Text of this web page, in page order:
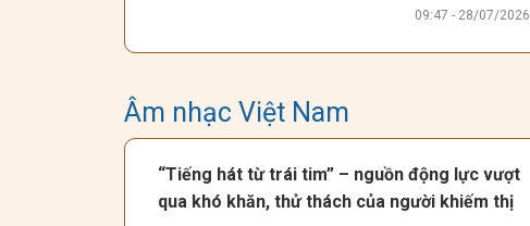
công tác Đài
có buổi làm việc
chiến lược với
09:47 - 28/07/2026
Âm nhạc Việt Nam
“Tiếng hát từ trái tim” – nguồn động lực vượt
qua khó khăn, thử thách của người khiếm thị